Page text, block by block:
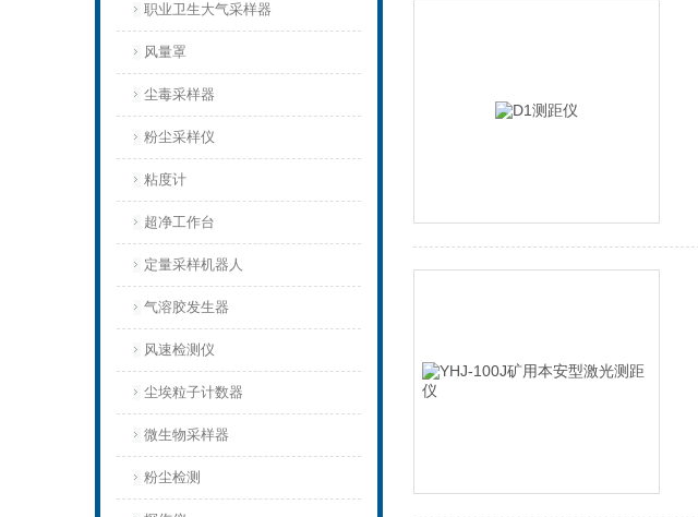
职业卫生大气采样器
风量罩
尘毒采样器
粉尘采样仪
粘度计
超净工作台
定量采样机器人
气溶胶发生器
风速检测仪
尘埃粒子计数器
微生物采样器
粉尘检测